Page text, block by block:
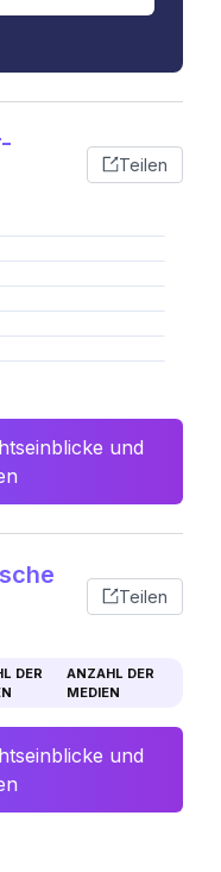
Teilen
und
Teilen
DER
ANZAHL DER
MEDIEN
und